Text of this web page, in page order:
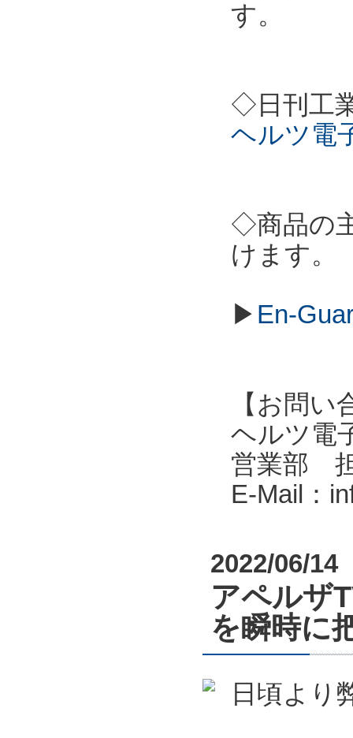
す。
◇日刊工
ヘルツ電
◇商品の
けます。
▶ En-
【お問い
ヘルツ電
営業部
E-Mail：
2022/06/14
アペルザ
を瞬時に
日頃より